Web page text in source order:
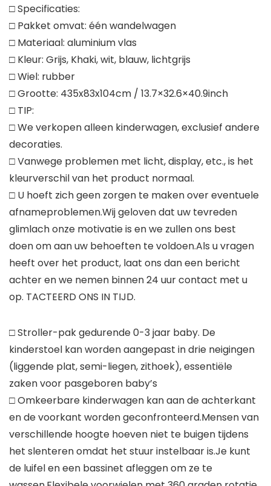
□ Specificaties:
□ Pakket omvat: één wandelwagen
□ Materiaal: aluminium vlas
□ Kleur: Grijs, Khaki, wit, blauw, lichtgrijs
□ Wiel: rubber
□ Grootte: 435x83x104cm / 13.7×32.6×40.9inch
□ TIP:
□ We verkopen alleen kinderwagen, exclusief andere
decoraties.
□ Vanwege problemen met licht, display, etc., is het
kleurverschil van het product normaal.
□ U hoeft zich geen zorgen te maken over eventuele
afnameproblemen.Wij geloven dat uw tevreden
glimlach onze motivatie is en we zullen ons best
doen om aan uw behoeften te voldoen.Als u vragen
heeft over het product, laat ons dan een bericht
achter en we nemen binnen 24 uur contact met u
op. TACTEERD ONS IN TIJD.
□ Stroller-pak gedurende 0-3 jaar baby. De
kinderstoel kan worden aangepast in drie neigingen
(liggende plat, semi-liegen, zithoek), essentiële
zaken voor pasgeboren baby’s
□ Omkeerbare kinderwagen kan aan de achterkant
en de voorkant worden geconfronteerd.Mensen van
verschillende hoogte hoeven niet te buigen tijdens
het slenteren omdat het stuur instelbaar is.Je kunt
de luifel en een bassinet afleggen om ze te